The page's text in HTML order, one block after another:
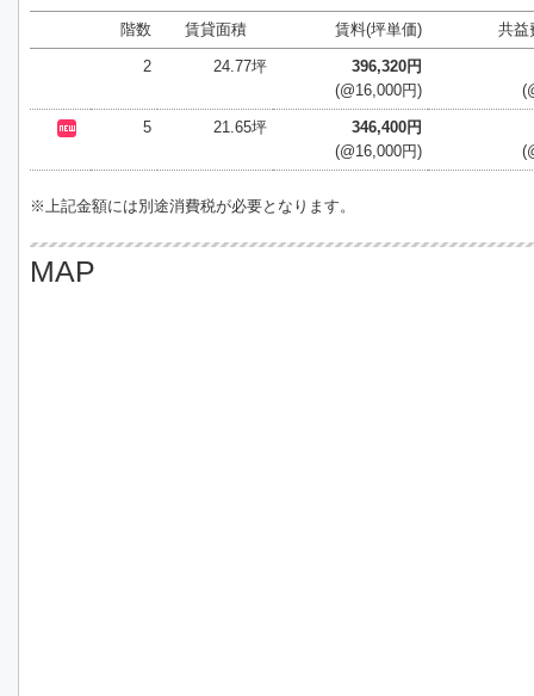
階数 賃貸面積 賃料(坪単価) 共益
2 24.77坪
396,320円
(@16,000円)
5 21.65坪
346,400円
(@16,000円)
※上記金額には別途消費税が必要となります。
MAP